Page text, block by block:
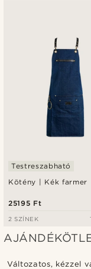
Kötény | Kék farmer
Testreszabható
25195 Ft
2 SZÍNEK
Változatos, kézzel